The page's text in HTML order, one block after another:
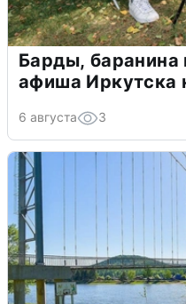
Барды,
афиша Иркутска
6 августа 3